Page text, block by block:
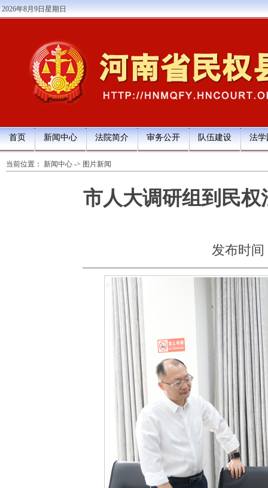
2026年8月9日星期日
首页 新闻中心 法院简介 审务公开 队伍建设 法学
当前位置： 新闻中心 -> 图片新闻
市人大调研组到民
发布时间